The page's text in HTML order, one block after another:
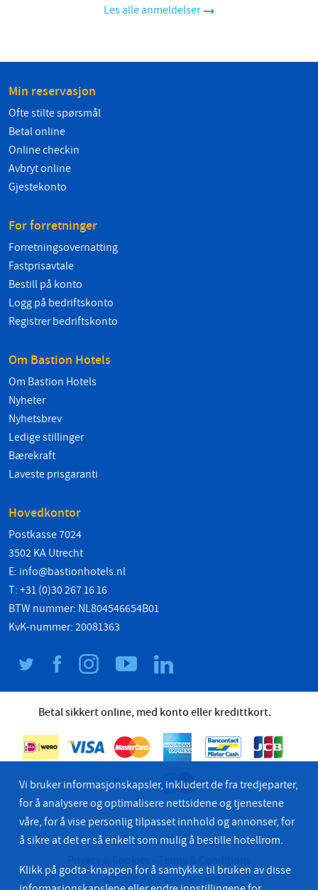
Les alle anmeldelser
Min reservasjon
Ofte stilte spørsmål
Betal online
Online checkin
Avbryt online
Gjestekonto
For forretninger
Forretningsovernatting
Fastprisavtale
Bestill på konto
Logg på bedriftskonto
Registrer bedriftskonto
Om Bastion Hotels
Om Bastion Hotels
Nyheter
Nyhetsbrev
Ledige stillinger
Bærekraft
Laveste prisgaranti
Hovedkontor
Postkasse 7024
3502 KA Utrecht
E: info@bastionhotels.nl
T: +31 (0)30 267 16 16
BTW nummer: NL804546654B01
KvK-nummer: 20081363
Betal sikkert online, med konto eller kredittkort.
© 2026 Bastion Hotel Group
Lowest Rate Guaranteed
Vi bruker informasjonskapsler, inkludert de fra tredjeparter,
for å analysere og optimalisere nettsidene og tjenestene
våre, for å vise personlig tilpasset innhold og annonser, for
å sikre at det er så enkelt som mulig å bestille hotellrom.
Klikk på godta-knappen for å samtykke til bruken av disse